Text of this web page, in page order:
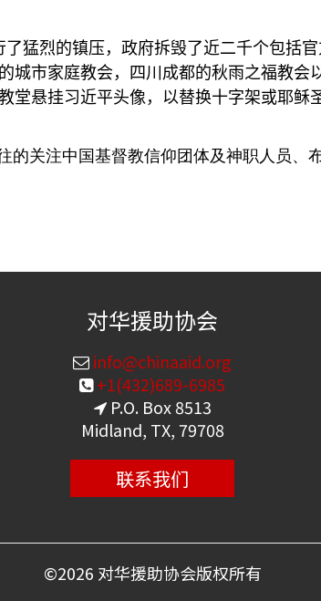
猛烈的镇压，政府拆毁了近二千个包括
城市家庭教会，四川成都的秋雨之福教
堂悬挂习近平头像，以替换十字架或耶稣
的关注中国基督教信仰团体及神职人员、
对华援助协会
info@chinaaid.org
+1(432)689-6985
P.O. Box 8513
Midland, TX, 79708
联系我们
©2026 对华援助协会版权所有